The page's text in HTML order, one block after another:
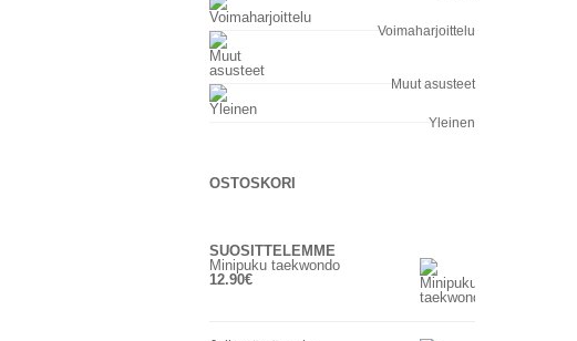
Voimaharjoittelu
Muut asusteet
Yleinen
OSTOSKORI
SUOSITTELEMME
Minipuku taekwondo
12.90€